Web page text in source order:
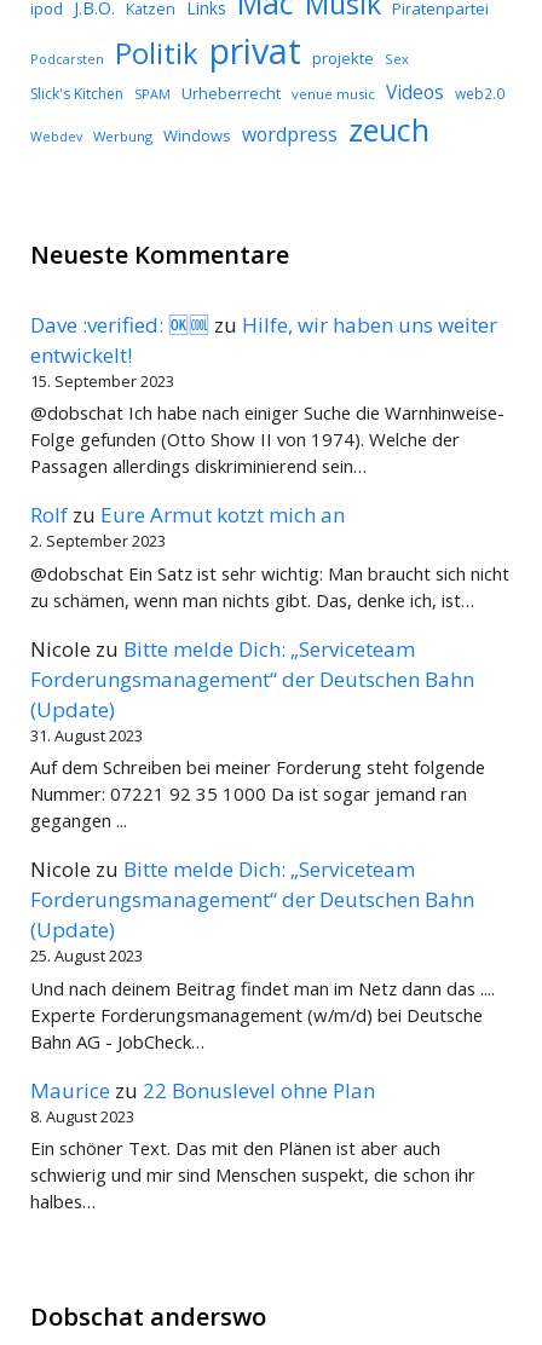
ipod J.B.O. Katzen Links Piratenpartei
Podcarsten Politik privat projekte Sex
Slick's Kitchen SPAM Urheberrecht venue music Videos web2.0
Webdev Werbung Windows wordpress zeuch
Neueste Kommentare
Dave :verified: 🆗🆒 zu Hilfe, wir haben uns weiter
entwickelt!
15. September 2023
@dobschat Ich habe nach einiger Suche die Warnhinweise-
Folge gefunden (Otto Show II von 1974). Welche der
Passagen allerdings diskriminierend sein…
Rolf zu Eure Armut kotzt mich an
2. September 2023
@dobschat Ein Satz ist sehr wichtig: Man braucht sich nicht
zu schämen, wenn man nichts gibt. Das, denke ich, ist…
Nicole zu Bitte melde Dich: „Serviceteam
Forderungsmanagement“ der Deutschen Bahn
(Update)
31. August 2023
Auf dem Schreiben bei meiner Forderung steht folgende
Nummer: 07221 92 35 1000 Da ist sogar jemand ran
gegangen ...
Nicole zu Bitte melde Dich: „Serviceteam
Forderungsmanagement“ der Deutschen Bahn
(Update)
25. August 2023
Und nach deinem Beitrag findet man im Netz dann das ....
Experte Forderungsmanagement (w/m/d) bei Deutsche
Bahn AG - JobCheck…
Maurice zu 22 Bonuslevel ohne Plan
8. August 2023
Ein schöner Text. Das mit den Plänen ist aber auch
schwierig und mir sind Menschen suspekt, die schon ihr
halbes…
Dobschat anderswo